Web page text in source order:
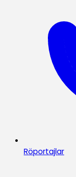
Röportajlar